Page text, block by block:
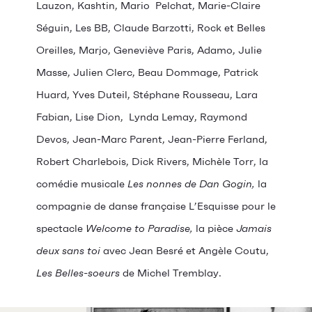
Lauzon, Kashtin, Mario Pelchat, Marie-Claire
Séguin, Les BB, Claude Barzotti, Rock et Belles
Oreilles, Marjo, Geneviève Paris, Adamo, Julie
Masse, Julien Clerc, Beau Dommage, Patrick
Huard, Yves Duteil, Stéphane Rousseau, Lara
Fabian, Lise Dion, Lynda Lemay, Raymond
Devos, Jean-Marc Parent, Jean-Pierre Ferland,
Robert Charlebois, Dick Rivers, Michèle Torr, la
comédie musicale Les nonnes de Dan Gogin, la
compagnie de danse française L’Esquisse pour le
spectacle Welcome to Paradise, la pièce Jamais
deux sans toi avec Jean Besré et Angèle Coutu,
Les Belles-soeurs de Michel Tremblay.